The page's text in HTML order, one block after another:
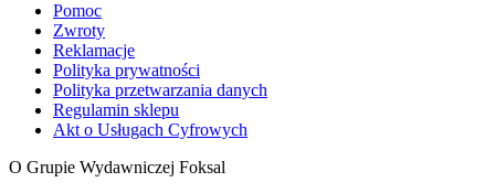
Pomoc
Zwroty
Reklamacje
Polityka prywatności
Polityka przetwarzania danych
Regulamin sklepu
Akt o Usługach Cyfrowych
O Grupie Wydawniczej Foksal